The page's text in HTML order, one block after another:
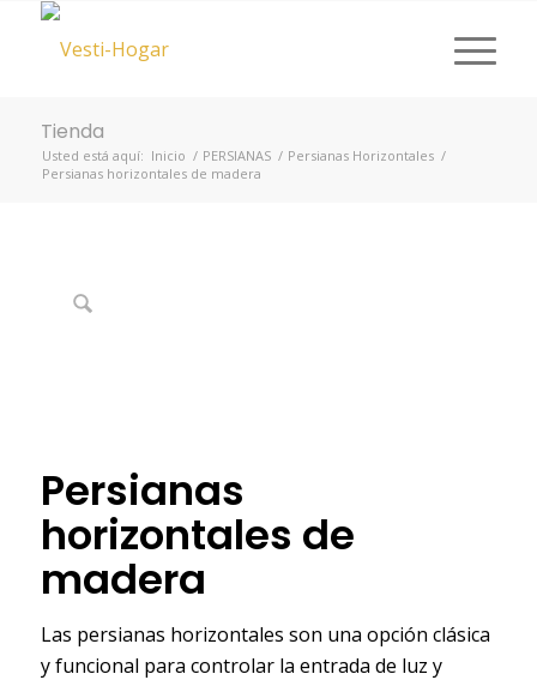
Tienda
Usted está aquí: Inicio / PERSIANAS / Persianas Horizontales /
Persianas horizontales de madera
Persianas
horizontales de
madera
Las persianas horizontales son una opción clásica
y funcional para controlar la entrada de luz y